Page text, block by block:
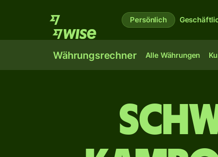
Persönlich
Währungsrechner Alle Währungen